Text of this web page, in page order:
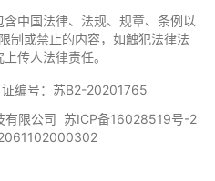
中国法律、法规、规章、条例以
制或禁止的内容，如触犯法律法
传人法律责任。
编号：苏B2-20201765
限公司 苏ICP备16028519号-2